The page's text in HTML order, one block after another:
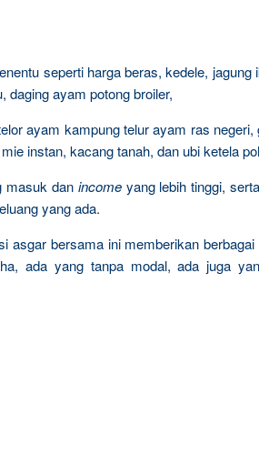
seperti harga beras, kedele,
daging ayam potong broiler,
ayam kampung telur ayam ras negeri,
instan, kacang tanah, dan ubi ketela
masuk dan incomeyang lebih tinggi,
yang ada.
asgar bersama ini memberikan
ada yang tanpa modal, ada juga